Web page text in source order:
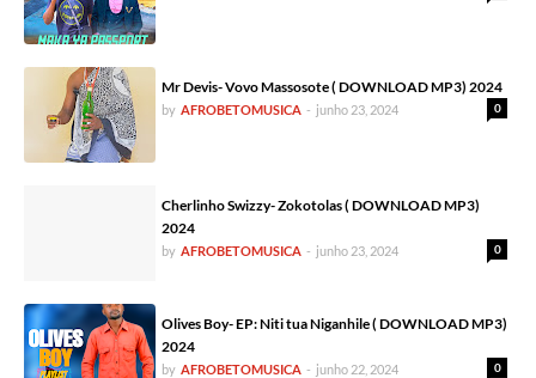
Mr Devis- Vovo Massosote ( DOWNLOAD MP3) 2024
by AFROBETOMUSICA 0
- junho 23, 2024
Cherlinho Swizzy- Zokotolas ( DOWNLOAD MP3)
2024
by AFROBETOMUSICA 0
- junho 23, 2024
Olives Boy- EP: Niti tua Niganhile ( DOWNLOAD MP3)
2024
by AFROBETOMUSICA 0
- junho 22, 2024